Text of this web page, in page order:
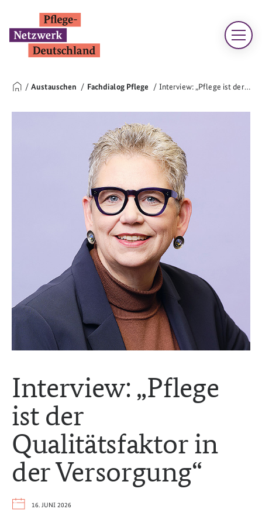
Austauschen Fachdialog Pflege Interview: „Pflege ist der…
Interview: „Pflege
ist der
Qualitätsfaktor in
der Versorgung“
16. JUNI 2026